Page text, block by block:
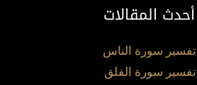
أحدث المقالات
تفسير سورة الناس
تفسير سورة الفلق